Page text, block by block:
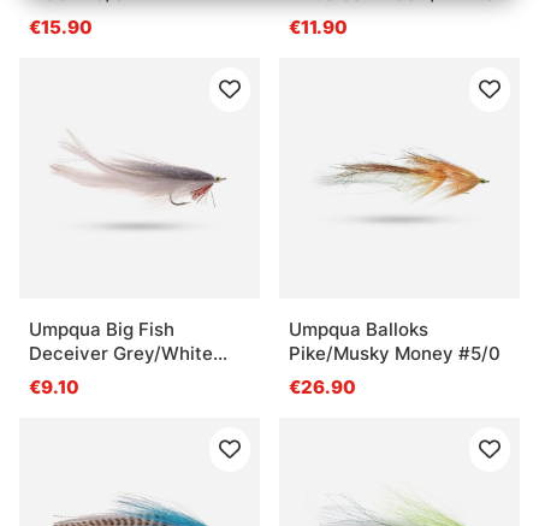
€15.90
#1/0
€11.90
Umpqua Big Fish
Deceiver Grey/White
#3/0
€9.10
Umpqua Balloks
Pike/Musky Money #5/0
€26.90